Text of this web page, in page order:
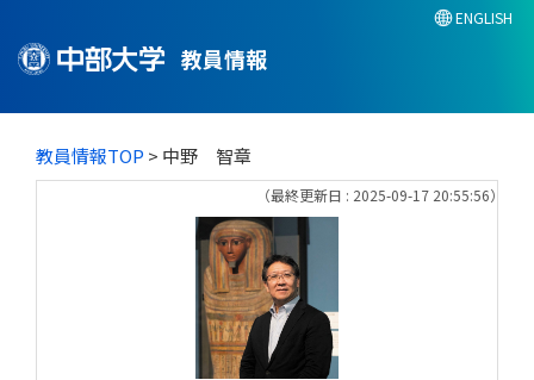
教員情報
ENGLISH
教員情報TOP > 中野 智章
（最終更新日 : 2025-09-17 20:55:56）